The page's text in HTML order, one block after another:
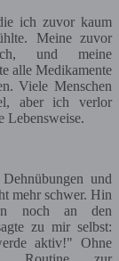
ich zuvor kaum
Meine zuvor
und meine
alle Medikamente
Viele Menschen
aber ich verlor
Lebensweise.
und
mehr schwer. Hin
noch an den
zu mir selbst:
aktiv!" Ohne